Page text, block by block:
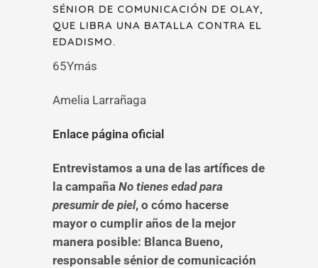
SÉNIOR DE COMUNICACIÓN DE OLAY,
QUE LIBRA UNA BATALLA CONTRA EL
EDADISMO.
65Ymás
Amelia Larrañaga
Enlace página oficial
Entrevistamos a una de las artífices de
la campaña No tienes edad para
presumir de piel, o cómo hacerse
mayor o cumplir años de la mejor
manera posible: Blanca Bueno,
responsable sénior de comunicación